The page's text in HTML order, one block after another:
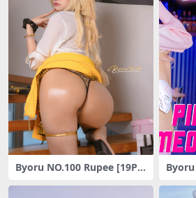
Byoru NO.100 Rupee [19P-1